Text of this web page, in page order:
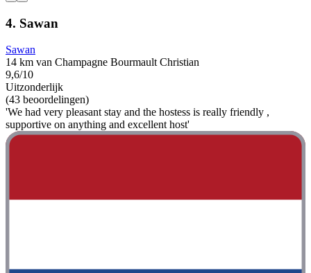
4. Sawan
Sawan
14 km van Champagne Bourmault Christian
9,6/10
Uitzonderlijk
(43 beoordelingen)
'We had very pleasant stay and the hostess is really friendly ,
supportive on anything and excellent host'